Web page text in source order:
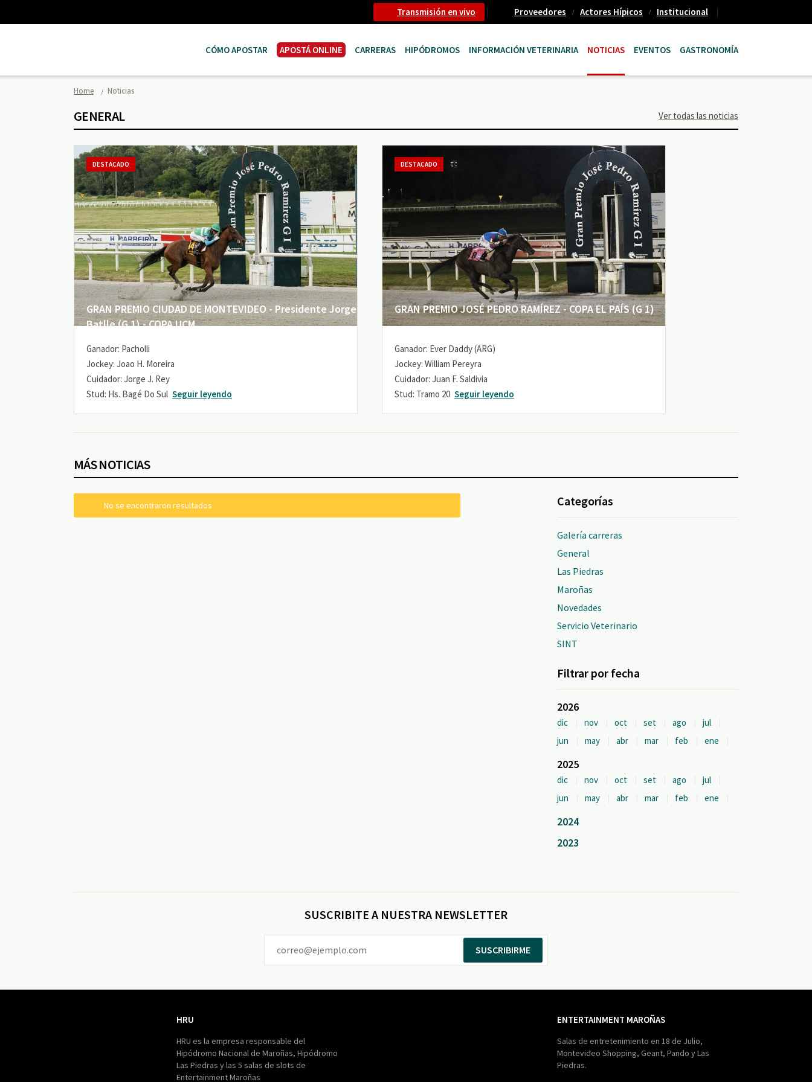
Transmisión en vivo Proveedores Actores Hípicos Institucional
CÓMO APOSTAR APOSTÁ ONLINE CARRERAS HIPÓDROMOS INFORMACIÓN VETERINARIA NOTICIAS EVENTOS GASTRONOMÍA
Home Noticias
GENERAL Ver todas las noticias
GRAN PREMIO CIUDAD DE MONTEVIDEO - Presidente Jorge
Batlle (G 1) - COPA UCM
DESTACADO
Ganador: Pacholli
Jockey: Joao H. Moreira
Cuidador: Jorge J. Rey
Stud: Hs. Bagé Do Sul Seguir leyendo
GRAN PREMIO JOSÉ PEDRO RAMÍREZ - COPA EL PAÍS (G 1)
DESTACADO
Ganador: Ever Daddy (ARG)
Jockey: William Pereyra
Cuidador: Juan F. Saldivia
Stud: Tramo 20 Seguir leyendo
MÁS NOTICIAS
No se encontraron resultados Categorías
Galería carreras
General
Las Piedras
Maroñas
Novedades
Servicio Veterinario
SINT
Filtrar por fecha
2026
dic nov oct set ago
jul
jun
may abr mar feb ene
2025
dic nov oct set ago
jul
jun
may abr mar feb ene
2024
2023
SUSCRIBITE A NUESTRA NEWSLETTER
SUSCRIBIRME
HRU
HRU es la empresa responsable del
Hipódromo Nacional de Maroñas, Hipódromo
Las Piedras y las 5 salas de slots de
Entertainment Maroñas
ENTERTAINMENT MAROÑAS
Salas de entretenimiento en 18 de Julio,
Montevideo Shopping, Geant, Pando y Las
Piedras.